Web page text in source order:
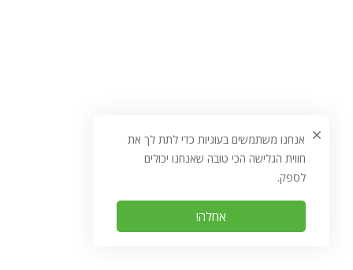
אנחנו משתמשים בעוגיות כדי לתת לך את
חווית הגלישה הכי טובה שאנחנו יכולים
לספק.
אחלה!